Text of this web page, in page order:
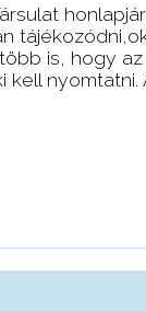
is, hogy